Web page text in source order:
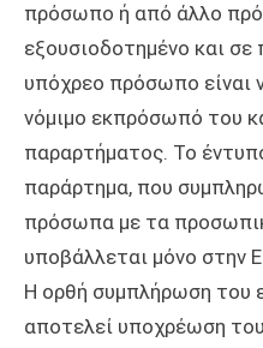
πρόσωπο ή από άλλο
εξουσιοδοτημένο και
υπόχρεο πρόσωπο είναι
νόμιμο εκπρόσωπό του
παραρτήματος. Το
παράρτημα, που
πρόσωπα με τα
υποβάλλεται μόνο στην
Η ορθή συμπλήρωση του
αποτελεί υποχρέωση